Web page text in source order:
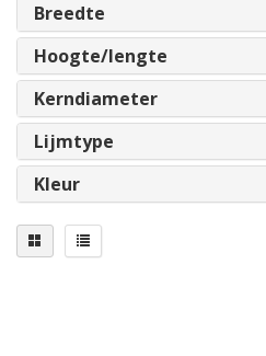
Breedte
Hoogte/lengte
Kerndiameter
Lijmtype
Kleur